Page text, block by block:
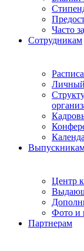
Часто
Сотрудникам
Центр
Фото и
Партнерам